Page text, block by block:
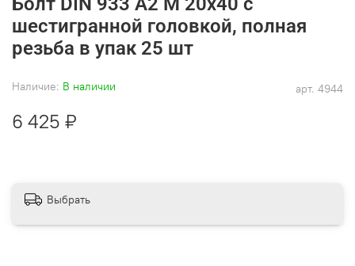
арт. 4944
Наличие: В наличии
шестигранной головкой, полная
резьба в упак 25 шт
6 425 ₽
Выбрать